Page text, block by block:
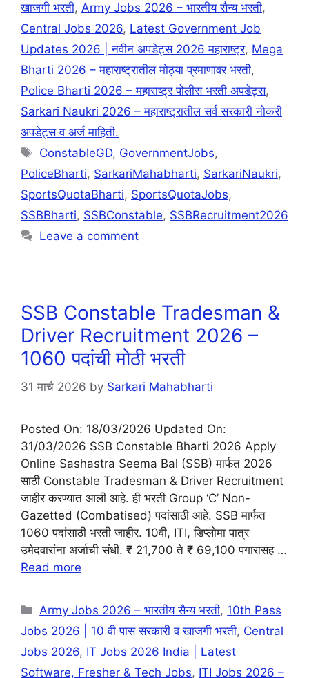
खाजगी भरती, Army Jobs 2026 – भारतीय सैन्य भरती,
Central Jobs 2026, Latest Government Job
Updates 2026 | नवीन अपडेट्स 2026 महाराष्ट्र, Mega
Bharti 2026 – महाराष्ट्रातील मोठ्या प्रमाणावर भरती,
Police Bharti 2026 – महाराष्ट्र पोलीस भरती अपडेट्स,
Sarkari Naukri 2026 – महाराष्ट्रातील सर्व सरकारी नोकरी
अपडेट्स व अर्ज माहिती.
ConstableGD, GovernmentJobs,
PoliceBharti, SarkariMahabharti, SarkariNaukri,
SportsQuotaBharti, SportsQuotaJobs,
SSBBharti, SSBConstable, SSBRecruitment2026
Leave a comment
SSB Constable Tradesman &
Driver Recruitment 2026 –
1060 पदांची मोठी भरती
31 मार्च 2026 by Sarkari Mahabharti
Posted On: 18/03/2026 Updated On:
31/03/2026 SSB Constable Bharti 2026 Apply
Online Sashastra Seema Bal (SSB) मार्फत 2026
साठी Constable Tradesman & Driver Recruitment
जाहीर करण्यात आली आहे. ही भरती Group ‘C’ Non-
Gazetted (Combatised) पदांसाठी आहे. SSB मार्फत
1060 पदांसाठी भरती जाहीर. 10वी, ITI, डिप्लोमा पात्र
उमेदवारांना अर्जाची संधी. ₹ 21,700 ते ₹ 69,100 पगारासह …
Read more
Army Jobs 2026 – भारतीय सैन्य भरती, 10th Pass
Jobs 2026 | 10 वी पास सरकारी व खाजगी भरती, Central
Jobs 2026, IT Jobs 2026 India | Latest
Software, Fresher & Tech Jobs, ITI Jobs 2026 –